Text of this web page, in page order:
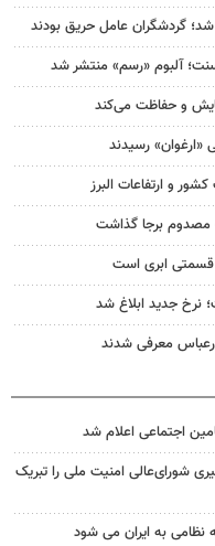
گردشگران عامل حریق بودند
پایش و حفاظت می‌کند
و ارتفاعات البرز
مصدوم برجا گذاشت
قسمتی ابری است
نرخ جدید ابلاغ شد
معرفی شدند
اجتماعی اعلام شد
شورای‌عالی امنیت ملی را تبریک
نظامی به ایران می شود